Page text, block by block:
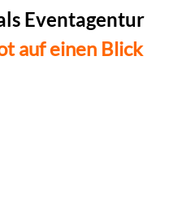
Eventagentur
auf einen Blick